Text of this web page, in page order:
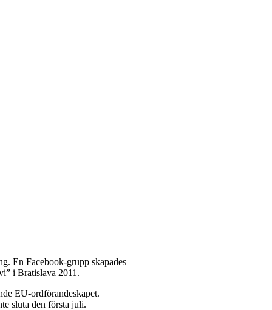
En Facebook-grupp skapades –
i Bratislava 2011.
EU-ordförandeskapet.
sluta den första juli.